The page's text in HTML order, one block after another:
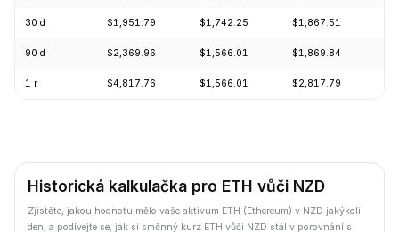
30 d $1,951.79 $1,742.25 $1,867.51
90 d $2,369.96 $1,566.01 $1,869.84
1 r $4,817.76 $1,566.01 $2,817.79
Historická kalkulačka pro ETH vůči NZD
Zjistěte, jakou hodnotu mělo vaše aktivum ETH (Ethereum) v NZD jakýkoli
den, a podívejte se, jak si směnný kurz ETH vůči NZD stál v porovnání s